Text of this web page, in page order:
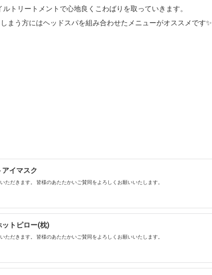
トリートメントで心地良くこわばりを取っていきます。
まう方にはヘッドスパを組み合わせたメニューがオススメです✨️
アイマスク
ただきます。 皆様のあたたかいご賛同をよろしくお願いいたします。
ットピロー(枕)
ただきます。 皆様のあたたかいご賛同をよろしくお願いいたします。